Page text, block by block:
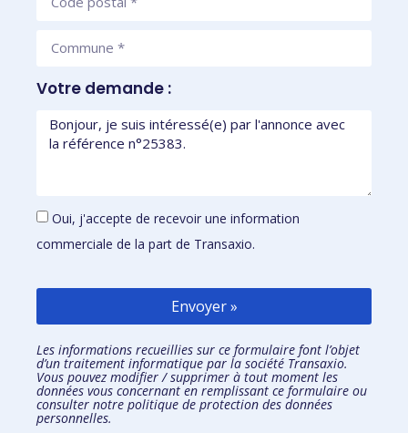
Votre demande :
Oui, j'accepte de recevoir une information
commerciale de la part de Transaxio.
Envoyer »
Les informations recueillies sur ce formulaire font l’objet
d’un traitement informatique par la société Transaxio.
Vous pouvez modifier / supprimer à tout moment les
données vous concernant en remplissantce formulaire ou
consulter notrepolitique de protection des données
personnelles.